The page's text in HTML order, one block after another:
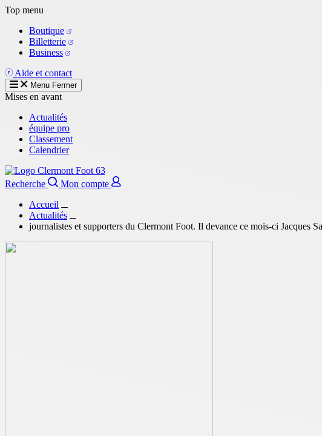
Aller
contenu
principal
Top menu
Boutique
Billetterie
Business
Aide et contact
Menu Fermer
Mises en avant
Actualités
équipe pro
Classement
Calendrier
Recherche
Mon compte
Accueil
Actualités
journalistes et supporters du Clermont Foot. Il devance ce mois-ci Jacques